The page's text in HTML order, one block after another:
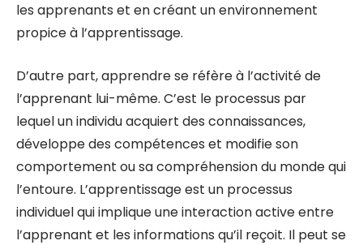
les apprenants et en créant un environnement
propice à l’apprentissage.
D’autre part, apprendre se réfère à l’activité de
l’apprenant lui-même. C’est le processus par
lequel un individu acquiert des connaissances,
développe des compétences et modifie son
comportement ou sa compréhension du monde qui
l’entoure. L’apprentissage est un processus
individuel qui implique une interaction active entre
l’apprenant et les informations qu’il reçoit. Il peut se